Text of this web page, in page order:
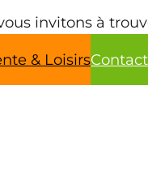
invitons à
& Loisirs